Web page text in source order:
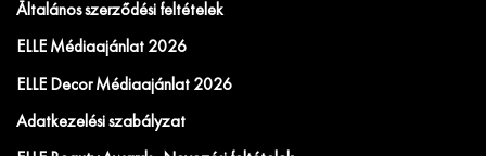
Általános szerződési feltételek
ELLE Médiaajánlat 2026
ELLE Decor Médiaajánlat 2026
Adatkezelési szabályzat